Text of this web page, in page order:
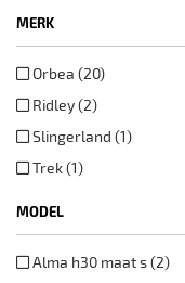
MERK
Orbea (20)
Ridley (2)
Slingerland (1)
Trek (1)
MODEL
Alma h30 maat s (2)